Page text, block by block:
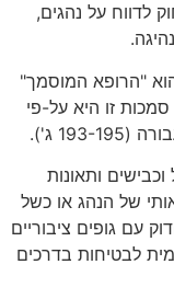
לדווח על נהגים,
"הרופא המוסמך"
זו היא על-פי
ותאונות
של הנהג או כשל
עם גופים ציבוריים
לבטיחות בדרכים